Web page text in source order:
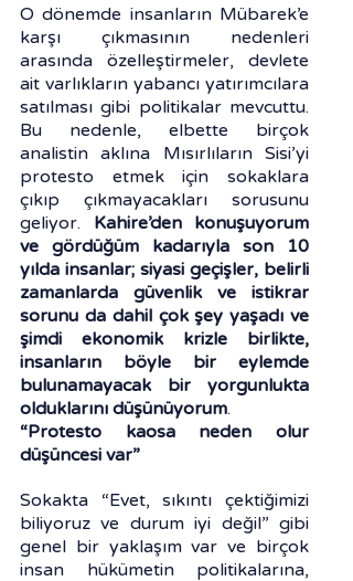
O dönemde insanların Mübarek’e
karşı çıkmasının nedenleri
arasında özelleştirmeler, devlete
ait varlıkların yabancı yatırımcılara
satılması gibi politikalar mevcuttu.
Bu nedenle, elbette birçok
analistin aklına Mısırlıların Sisi’yi
protesto etmek için sokaklara
çıkıp çıkmayacakları sorusunu
geliyor. Kahire’den konuşuyorum
ve gördüğüm kadarıyla son 10
yılda insanlar; siyasi geçişler, belirli
zamanlarda güvenlik ve istikrar
sorunu da dahil çok şey yaşadı ve
şimdi ekonomik krizle birlikte,
insanların böyle bir eylemde
bulunamayacak bir yorgunlukta
olduklarını düşünüyorum.
“Protesto kaosa neden olur
düşüncesi var”
Sokakta “Evet, sıkıntı çektiğimizi
biliyoruz ve durum iyi değil” gibi
genel bir yaklaşım var ve birçok
insan hükümetin politikalarına,